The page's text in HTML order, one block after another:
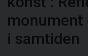
i samtiden